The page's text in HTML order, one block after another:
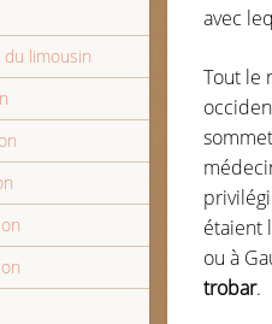
avec
Tout le
étaient
ou à
trobar.
du limousin